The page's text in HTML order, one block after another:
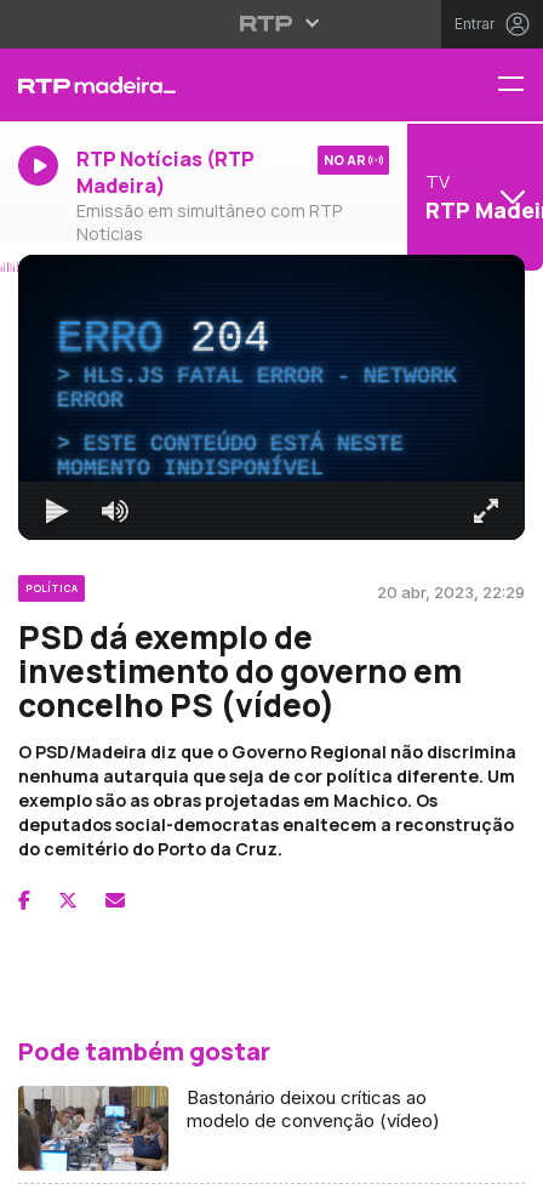
Entrar
RTP Notícias (RTP
Madeira)
Emissão em simultâneo com RTP
Notícias
NO AR
TV
RTP
ERRO204
HLS.JS FATAL ERROR - NETWORK
ERROR
ESTE CONTEÚDO ESTÁ NESTE
MOMENTO INDISPONÍVEL
POLÍTICA 20 abr, 2023, 22:29
PSD dá exemplo de
investimento do governo em
concelho PS (vídeo)
O PSD/Madeira diz que o Governo Regional não discrimina
nenhuma autarquia que seja de cor política diferente. Um
exemplo são as obras projetadas em Machico. Os
deputados social-democratas enaltecem a reconstrução
do cemitério do Porto da Cruz.
Pode também gostar
Bastonário deixou críticas ao
modelo de convenção (vídeo)